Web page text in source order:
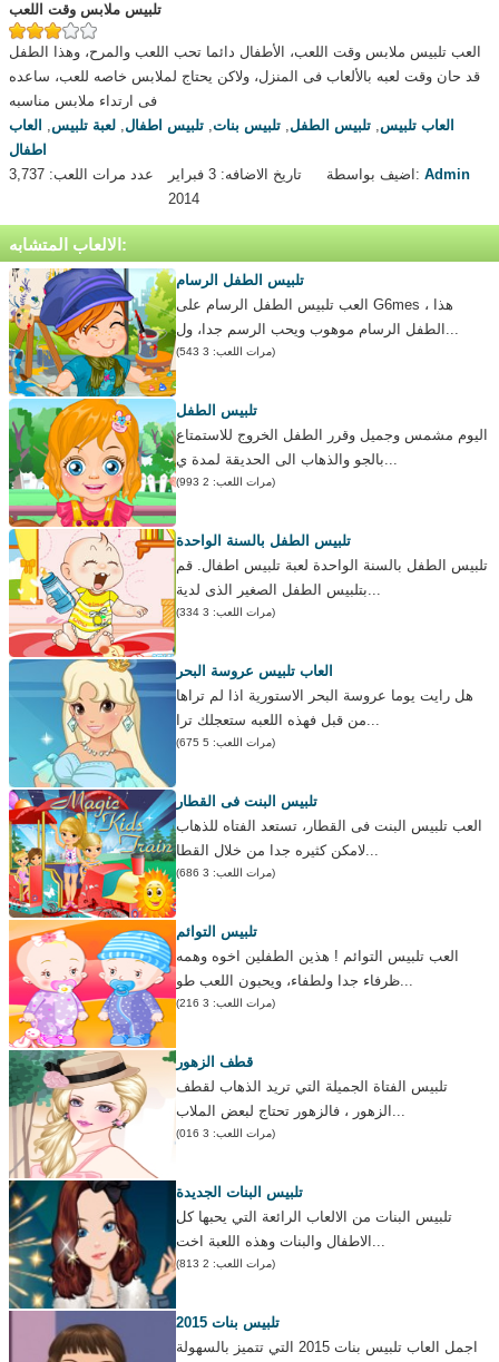
تلبيس ملابس وقت اللعب
العب تلبيس ملابس وقت اللعب، الأطفال دائما تحب اللعب والمرح، وهذا الطفل
قد حان وقت لعبه بالألعاب فى المنزل، ولاكن يحتاج لملابس خاصه للعب، ساعده
فى ارتداء ملابس مناسبه
العاب تلبيس, تلبيس الطفل, تلبيس بنات, تلبيس اطفال, لعبة تلبيس, العاب
اطفال
عدد مرات اللعب: 3,737
تاريخ الاضافه: 3 فبراير
2014
اضيف بواسطة:Admin
الالعاب المتشابه:
تلبيس الطفل الرسام
العب تلبيس الطفل الرسام على G6mes ، هذا
الطفل الرسام موهوب ويحب الرسم جدا، ول...
(مرات اللعب: 3 543)
تلبيس الطفل
اليوم مشمس وجميل وقرر الطفل الخروج للاستمتاع
بالجو والذهاب الى الحديقة لمدة ي...
(مرات اللعب: 2 993)
تلبيس الطفل بالسنة الواحدة
تلبيس الطفل بالسنة الواحدة لعبة تلبيس اطفال. قم
بتلبيس الطفل الصغير الذى لدية...
(مرات اللعب: 3 334)
العاب تلبيس عروسة البحر
هل رايت يوما عروسة البحر الاستورية اذا لم تراها
من قبل فهذه اللعبه ستعجلك ترا...
(مرات اللعب: 5 675)
تلبيس البنت فى القطار
العب تلبيس البنت فى القطار، تستعد الفتاه للذهاب
لامكن كثيره جدا من خلال القطا...
(مرات اللعب: 3 686)
تلبيس التوائم
العب تلبيس التوائم ! هذين الطفلين اخوه وهمه
ظرفاء جدا ولطفاء، ويحبون اللعب طو...
(مرات اللعب: 3 216)
قطف الزهور
تلبيس الفتاة الجميلة التي تريد الذهاب لقطف
الزهور ، فالزهور تحتاج لبعض الملاب...
(مرات اللعب: 3 016)
تلبيس البنات الجديدة
تلبيس البنات من الالعاب الرائعة التي يحبها كل
الاطفال والبنات وهذه اللعبة اخت...
(مرات اللعب: 2 813)
تلبيس بنات 2015
اجمل العاب تلبيس بنات 2015 التي تتميز بالسهولة